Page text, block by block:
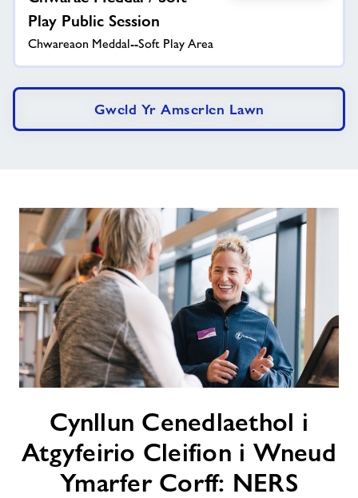
Play Public Session
Chwareaon Meddal--Soft Play Area
Gweld Yr Amserlen Lawn
Cenedlaethol
Atgyfeirio
Cleifion
Cynllun Cenedlaethol i
Atgyfeirio Cleifion i Wneud
Ymarfer Corff: NERS